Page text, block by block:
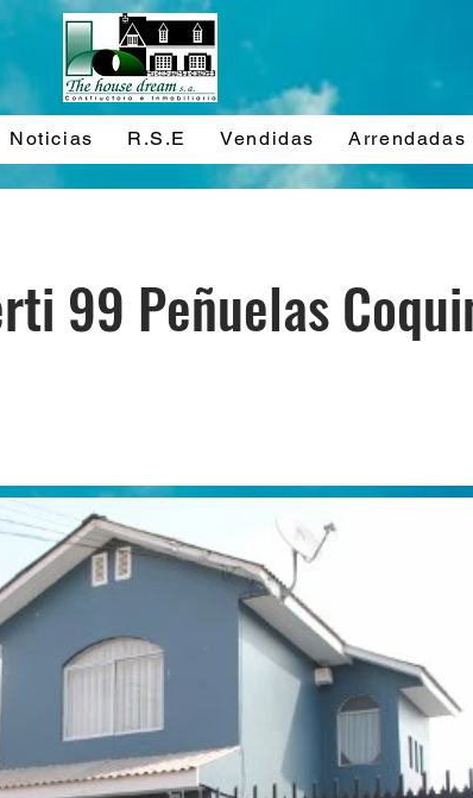
Noticias R.S.E Vendidas Arrendadas
99 Peñuelas